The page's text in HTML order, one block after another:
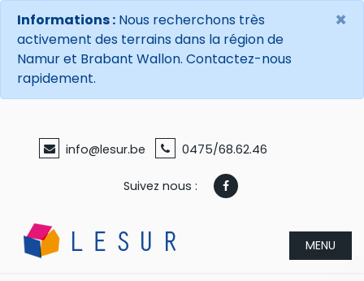
×
Informations : Nous recherchons très
activement des terrains dans la région de
Namur et Brabant Wallon. Contactez-nous
rapidement.
info@lesur.be 0475/68.62.46
Suivez nous :
MENU